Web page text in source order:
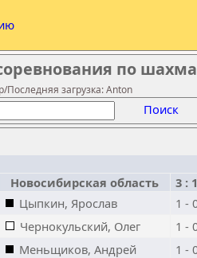
по
загрузка: Anton
Поиск
Новосибирская область
3 : 1
Цыпкин, Ярослав
1 -
Чернокульский, Олег
1 -
Меньщиков, Андрей
1 -